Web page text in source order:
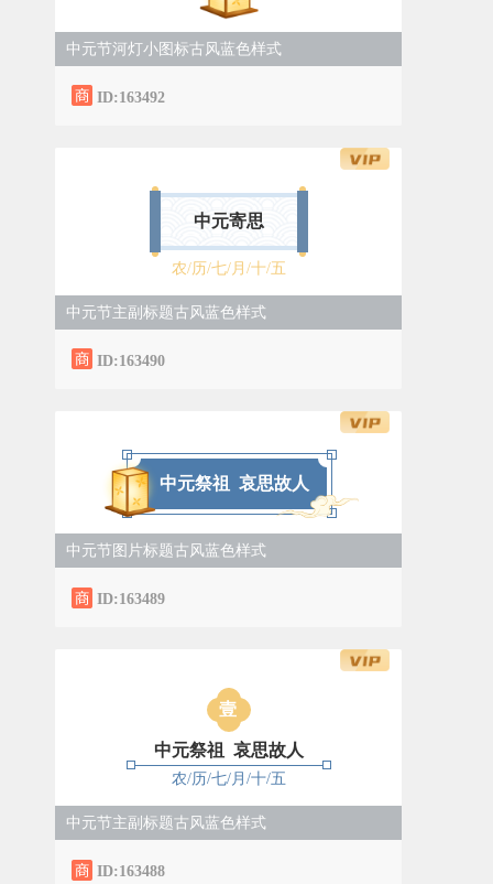
中元节河灯小图标古风蓝色样式
ID:163492
中元寄思
农/历/七/月/十/五
中元节主副标题古风蓝色样式
ID:163490
中元祭祖 哀思故人
中元节图片标题古风蓝色样式
ID:163489
壹
中元祭祖 哀思故人
农/历/七/月/十/五
中元节主副标题古风蓝色样式
ID:163488